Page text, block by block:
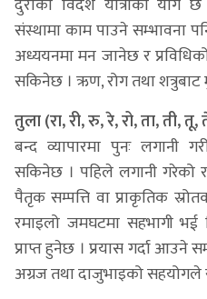
संस्थामा काम पाउने सम्भावना
अध्ययनमा मन जानेछ र
सकिनेछ । ऋण, रोग तथा शत्रुबाट
तुला (रा, री, रु, रे, रो, ता, ती, तू,
बन्द व्यापारमा पुनः लगानी
सकिनेछ । पहिले लगानी गरेको
पैतृक सम्पत्ति वा प्राकृतिक
रमाइलो जमघटमा सहभागी भई
प्राप्त हुनेछ । प्रयास गर्दा
अग्रज तथा दाजुभाइको सहयोगले